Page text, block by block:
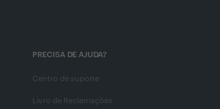
PRECISA DE AJUDA?
Centro de suporte
Livro de Reclamações